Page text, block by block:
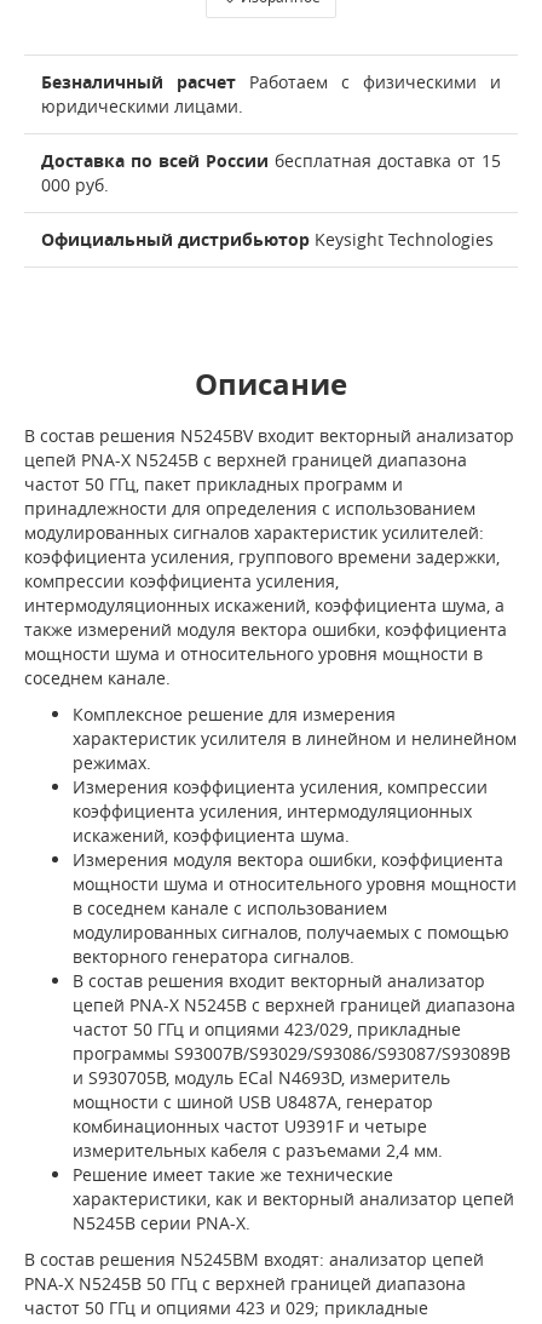
Безналичный расчет Работаем с физическими и
юридическими лицами.
Доставка по всей России бесплатная доставка от 15
000 руб.
Официальный дистрибьютор Keysight Technologies
Описание
В состав решения N5245BV входит векторный анализатор
цепей PNA-X N5245B с верхней границей диапазона
частот 50 ГГц, пакет прикладных программ и
принадлежности для определения с использованием
модулированных сигналов характеристик усилителей:
коэффициента усиления, группового времени задержки,
компрессии коэффициента усиления,
интермодуляционных искажений, коэффициента шума, а
также измерений модуля вектора ошибки, коэффициента
мощности шума и относительного уровня мощности в
соседнем канале.
Комплексное решение для измерения
характеристик усилителя в линейном и нелинейном
режимах.
Измерения коэффициента усиления, компрессии
коэффициента усиления, интермодуляционных
искажений, коэффициента шума.
Измерения модуля вектора ошибки, коэффициента
мощности шума и относительного уровня мощности
в соседнем канале с использованием
модулированных сигналов, получаемых с помощью
векторного генератора сигналов.
В состав решения входит векторный анализатор
цепей PNA-X N5245B с верхней границей диапазона
частот 50 ГГц и опциями 423/029, прикладные
программы S93007B/S93029/S93086/S93087/S93089B
и S930705B, модуль ECal N4693D, измеритель
мощности с шиной USB U8487A, генератор
комбинационных частот U9391F и четыре
измерительных кабеля с разъемами 2,4 мм.
Решение имеет такие же технические
характеристики, как и векторный анализатор цепей
N5245B серии PNA-X.
В состав решения N5245BM входят: анализатор цепей
PNA-X N5245B 50 ГГц с верхней границей диапазона
частот 50 ГГц и опциями 423 и 029; прикладные